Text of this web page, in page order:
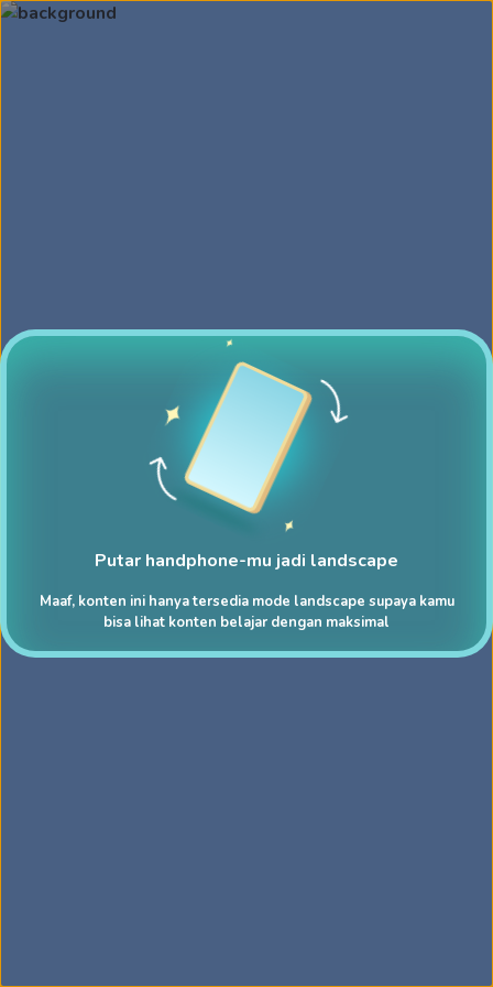
Putar handphone-mu jadi landscape
Maaf, konten ini hanya tersedia mode landscape supaya kamu
bisa lihat konten belajar dengan maksimal